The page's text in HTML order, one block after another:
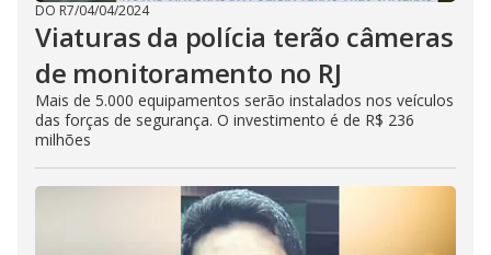
DO R7/04/04/2024
Viaturas da polícia terão câmeras
de monitoramento no RJ
Mais de 5.000 equipamentos serão instalados nos veículos
das forças de segurança. O investimento é de R$ 236
milhões